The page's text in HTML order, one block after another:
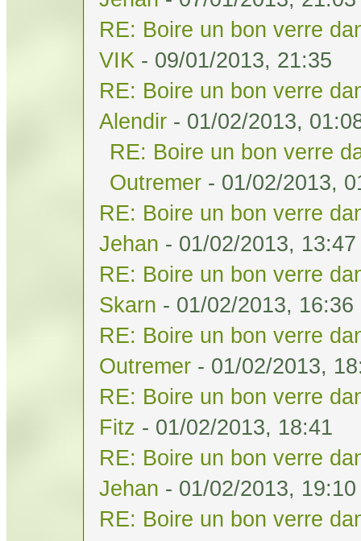
RE: Boire un bon verre
VIK - 09/01/2013, 21:35
RE: Boire un bon verre
Alendir - 01/02/2013,
RE: Boire un bon verre
Outremer - 01/02/2013,
RE: Boire un bon verre
Jehan - 01/02/2013, 13:47
RE: Boire un bon verre
Skarn - 01/02/2013, 16:36
RE: Boire un bon verre
Outremer - 01/02/2013,
RE: Boire un bon verre
Fitz - 01/02/2013, 18:41
RE: Boire un bon verre
Jehan - 01/02/2013, 19:10
RE: Boire un bon verre